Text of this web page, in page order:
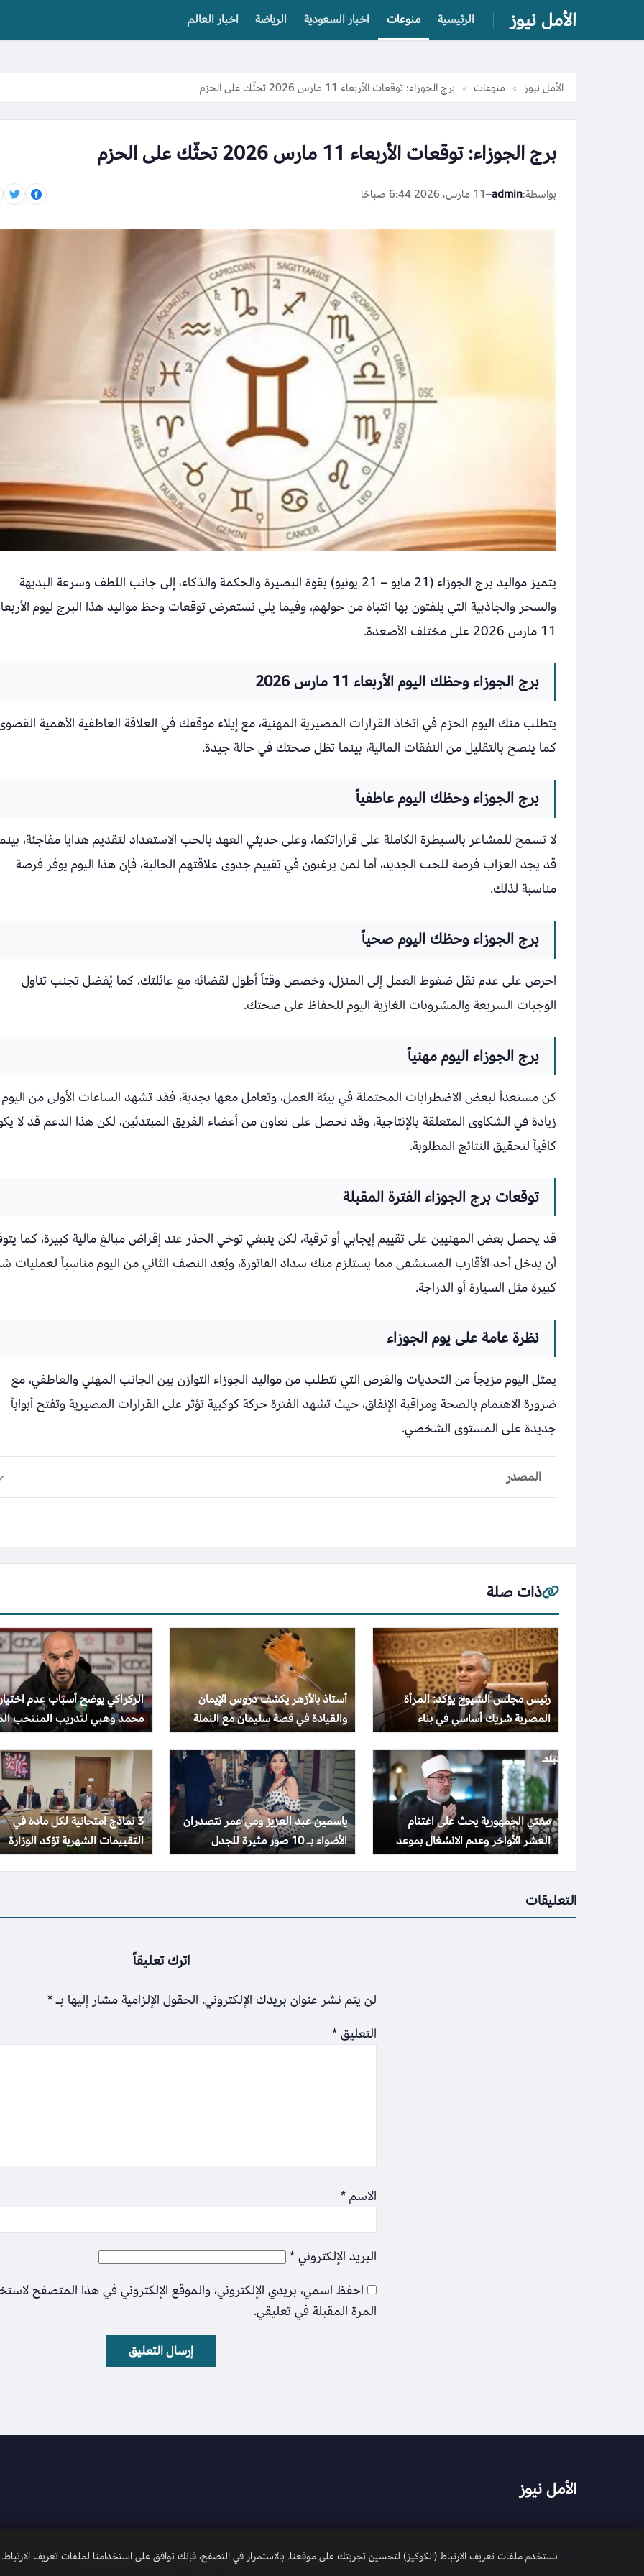
الأمل نيوز الرئيسية منوعات اخبار السعودية الرياضة اخبار العالم
الأمل نيوز » منوعات » برج الجوزاء: توقعات الأربعاء 11 مارس 2026 تحثّك على الحزم
برج الجوزاء: توقعات الأربعاء 11 مارس 2026 تحثّك على الحزم
بواسطة:admin
–11 مارس، 2026 6:44 صباحًا
يتميز مواليد برج الجوزاء (21 مايو – 21 يونيو) بقوة البصيرة والحكمة والذكاء، إلى جانب اللطف وسرعة البديهة
والسحر والجاذبية التي يلفتون بها انتباه من حولهم، وفيما يلي نستعرض توقعات وحظ مواليد هذا البرج ليوم
11 مارس 2026 على مختلف الأصعدة.
برج الجوزاء وحظك اليوم الأربعاء 11 مارس 2026
يتطلب منك اليوم الحزم في اتخاذ القرارات المصيرية المهنية، مع إيلاء موقفك في العلاقة العاطفية الأهمية
كما ينصح بالتقليل من النفقات المالية، بينما تظل صحتك في حالة جيدة.
برج الجوزاء وحظك اليوم عاطفياً
لا تسمح للمشاعر بالسيطرة الكاملة على قراراتكما، وعلى حديثي العهد بالحب الاستعداد لتقديم هدايا مفاجئة،
قد يجد العزاب فرصة للحب الجديد، أما لمن يرغبون في تقييم جدوى علاقتهم الحالية، فإن هذا اليوم يوفر فرصة
مناسبة لذلك.
برج الجوزاء وحظك اليوم صحياً
احرص على عدم نقل ضغوط العمل إلى المنزل، وخصص وقتاً أطول لقضائه مع عائلتك، كما يُفضل تجنب تناول
الوجبات السريعة والمشروبات الغازية اليوم للحفاظ على صحتك.
برج الجوزاء اليوم مهنياً
كن مستعداً لبعض الاضطرابات المحتملة في بيئة العمل، وتعامل معها بجدية، فقد تشهد الساعات الأولى من اليوم
زيادة في الشكاوى المتعلقة بالإنتاجية، وقد تحصل على تعاون من أعضاء الفريق المبتدئين، لكن هذا الدعم قد لا
كافياً لتحقيق النتائج المطلوبة.
توقعات برج الجوزاء الفترة المقبلة
قد يحصل بعض المهنيين على تقييم إيجابي أو ترقية، لكن ينبغي توخي الحذر عند إقراض مبالغ مالية كبيرة، كما
أن يدخل أحد الأقارب المستشفى مما يستلزم منك سداد الفاتورة، ويُعد النصف الثاني من اليوم مناسباً لعمليات
كبيرة مثل السيارة أو الدراجة.
نظرة عامة على يوم الجوزاء
يمثل اليوم مزيجاً من التحديات والفرص التي تتطلب من مواليد الجوزاء التوازن بين الجانب المهني والعاطفي، مع
ضرورة الاهتمام بالصحة ومراقبة الإنفاق، حيث تشهد الفترة حركة كوكبية تؤثر على القرارات المصيرية وتفتح أبواباً
جديدة على المستوى الشخصي.
المصدر
ذات صلة
رئيس مجلس الشيوخ يؤكد: المرأة
المصرية شريك أساسي في بناء
المجتمع وتحقيق التنمية الشاملة
أستاذ بالأزهر يكشف دروس الإيمان
والقيادة في قصة سليمان مع النملة
والهدهد
الركراكي يوضح أسباب عدم
محمد وهبي لتدريب المنتخب
مفتي الجمهورية يحث على اغتنام
العشر الأواخر وعدم الانشغال بموعد
ليلة القدر
ياسمين عبد العزيز ومي عمر تتصدران
الأضواء بـ 10 صور مثيرة للجدل
3 نماذج امتحانية لكل مادة في
التقييمات الشهرية تؤكد الوزارة
إجراؤها في موعدها
التعليقات
اترك تعليقاً
لن يتم نشر عنوان بريدك الإلكتروني. الحقول الإلزامية مشار إليها بـ*
التعليق*
الاسم*
البريد الإلكتروني*
احفظ اسمي، بريدي الإلكتروني، والموقع الإلكتروني في هذا المتصفح
المرة المقبلة في تعليقي.
الأمل نيوز
جميع الحقوق محفوظة 2026 © الأمل نيوز
نستخدم ملفات تعريف الارتباط (الكوكيز) لتحسين تجربتك على موقعنا. بالاستمرار في التصفح، فإنك توافق على استخدامنا لملفات تعريف الارتباط.